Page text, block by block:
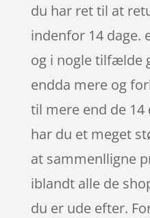
du har ret til at
indenfor 14 dage.
og i nogle tilfælde
endda mere og
til mere end de 14
har du et meget
at sammenlligne
iblandt alle de
du er ude efter.